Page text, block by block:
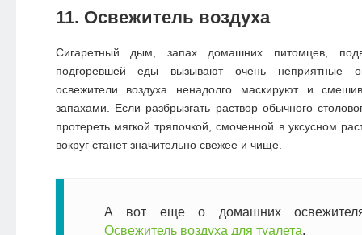
11. Освежитель воздуха
Сигаретный дым, запах домашних питомцев,
подгоревшей еды вызывают очень неприятные
освежители воздуха ненадолго маскируют и
запахами. Если разбрызгать раствор обычного
протереть мягкой тряпочкой, смоченной в уксусном
вокруг станет значительно свежее и чище.
А вот еще о домашних
Освежитель воздуха для туалета.